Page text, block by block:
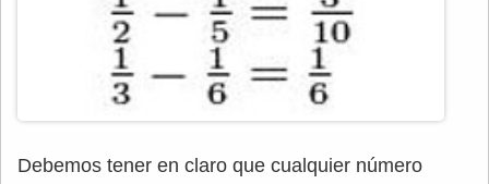
Debemos tener en claro que cualquier número